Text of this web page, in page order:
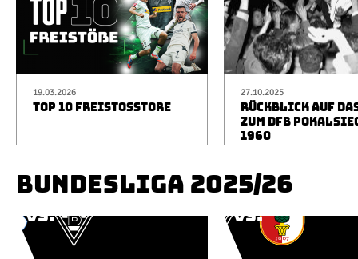
19.03.2026
TOP 10 FREISTOSSTORE
27.10.2025
RÜCKBLICK AUF
ZUM DFB
1960
BUNDESLIGA 2025/26